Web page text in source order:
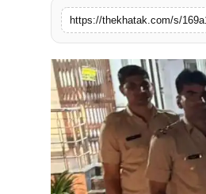
लाइफस्टाइल
अंतर्राष्ट्रीय
https://thekhatak.com/s/